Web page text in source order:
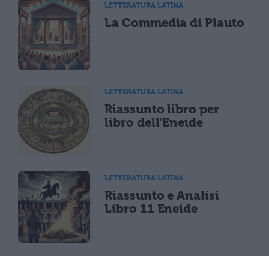
LETTERATURA LATINA
La Commedia di Plauto
LETTERATURA LATINA
Riassunto libro per
libro dell'Eneide
LETTERATURA LATINA
Riassunto e Analisi
Libro 11 Eneide